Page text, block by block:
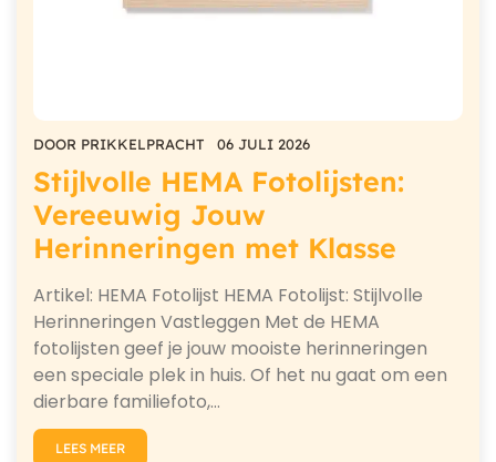
DOOR PRIKKELPRACHT 06 JULI 2026
Stijlvolle HEMA Fotolijsten:
Vereeuwig Jouw
Herinneringen met Klasse
Artikel: HEMA Fotolijst HEMA Fotolijst: Stijlvolle
Herinneringen Vastleggen Met de HEMA
fotolijsten geef je jouw mooiste herinneringen
een speciale plek in huis. Of het nu gaat om een
dierbare familiefoto,…
LEES MEER